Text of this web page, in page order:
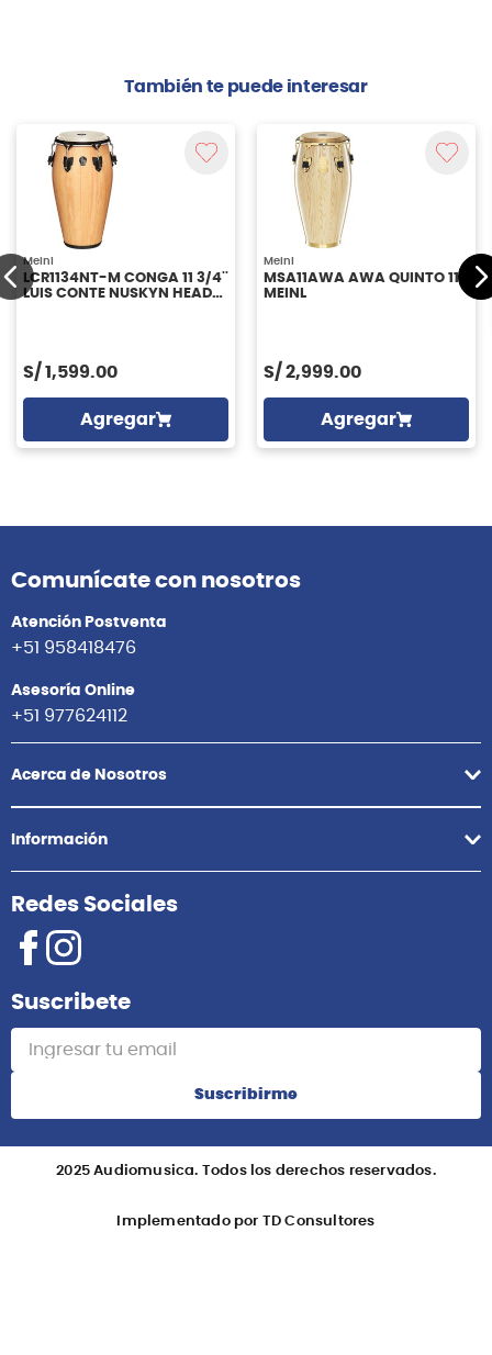
También te puede interesar
Meinl
LCR1134NT-M CONGA 11 3/4''
LUIS CONTE NUSKYN HEAD
S/ 1,599.00
Agregar
Meinl
MSA11AWA AWA QUINTO 11"
MEINL
S/ 2,999.00
Agregar
Comunícate con nosotros
Atención Postventa
+51 958418476
Asesoría Online
+51 977624112
Acerca de Nosotros
Información
Redes Sociales
Suscribete
Suscribirme
2025 Audiomusica. Todos los derechos reservados.
Implementado por TD Consultores